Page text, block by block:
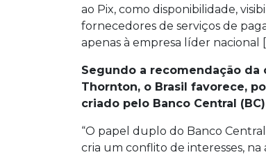
ao Pix, como disponibilidade,
fornecedores de serviços de
apenas à empresa líder nacional
Segundo a recomendação da
Thornton, o Brasil favorece,
criado pelo Banco Central
“O papel duplo do Banco
cria um conflito de interesses, na